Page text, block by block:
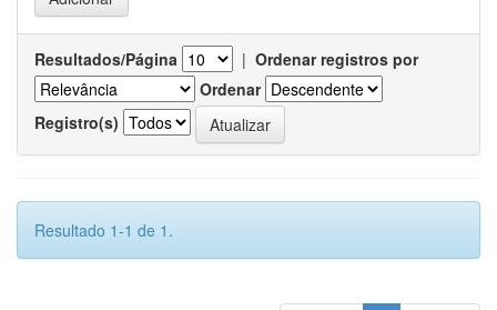
Resultados/Página | Ordenar registros por
Ordenar
Registro(s)
Resultado 1-1 de 1.